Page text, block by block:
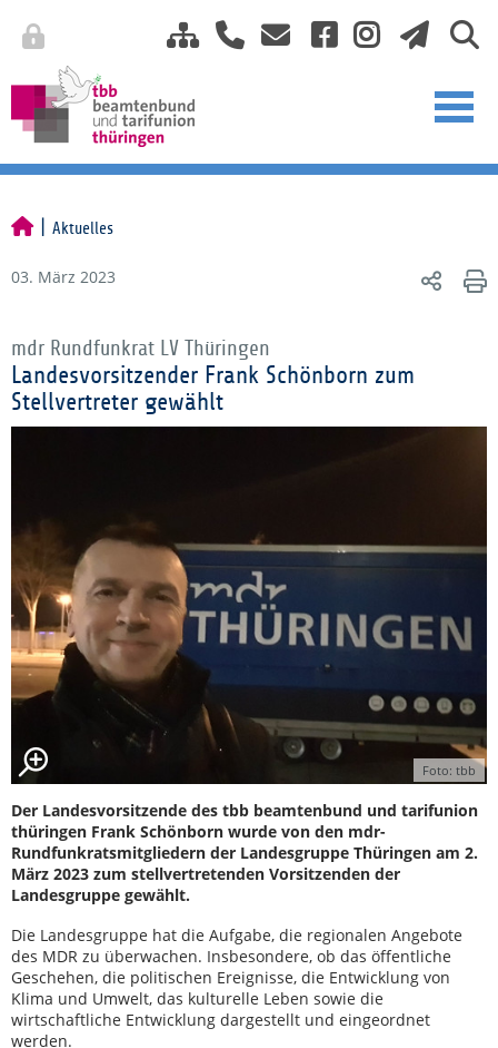
Aktuelles
03. März 2023
mdr Rundfunkrat LV Thüringen
Landesvorsitzender Frank Schönborn zum
Stellvertreter gewählt
Foto: tbb
Der Landesvorsitzende des tbb beamtenbund und tarifunion
thüringen Frank Schönborn wurde von den mdr-
Rundfunkratsmitgliedern der Landesgruppe Thüringen am 2.
März 2023 zum stellvertretenden Vorsitzenden der
Landesgruppe gewählt.
Die Landesgruppe hat die Aufgabe, die regionalen Angebote
des MDR zu überwachen. Insbesondere, ob das öffentliche
Geschehen, die politischen Ereignisse, die Entwicklung von
Klima und Umwelt, das kulturelle Leben sowie die
wirtschaftliche Entwicklung dargestellt und eingeordnet
werden.